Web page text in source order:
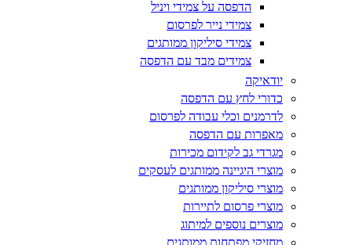
הדפסה על צמידי ויניל
צמידי נייר לפרסום
צמידי סיליקון ממותגים
צמידים מבד עם הדפסה
יודאיקה
כדורי לחץ עם הדפסה
לדרמנים וכלי עבודה לפרסום
מאפרות עם הדפסה
מגרדי גב לקידום מכירות
מוצרי היגיינה ממותגים לעסקים
מוצרי סיליקון ממותגים
מוצרי פרסום לתיירות
מוצרים נוספים למיתוג